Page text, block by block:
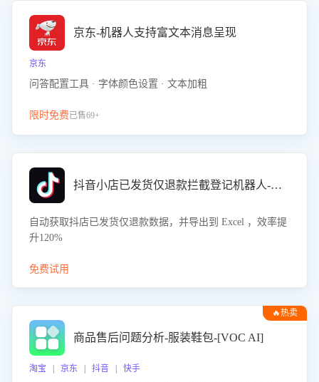
京东-机器人支持富文本消息呈现
京东
问答配置工具 · 字体颜色设置 · 文本加粗
限时免费已售69+
抖音小店已发货仅退款拦截登记机器人-八爪鱼
自动获取抖店已发货仅退款数据，并导出到 Excel ，效率提
升120%
免费试用
🔥热卖
商品售后问题分析-服装鞋包-[VOC AI]
淘宝 | 京东 | 抖音 | 快手